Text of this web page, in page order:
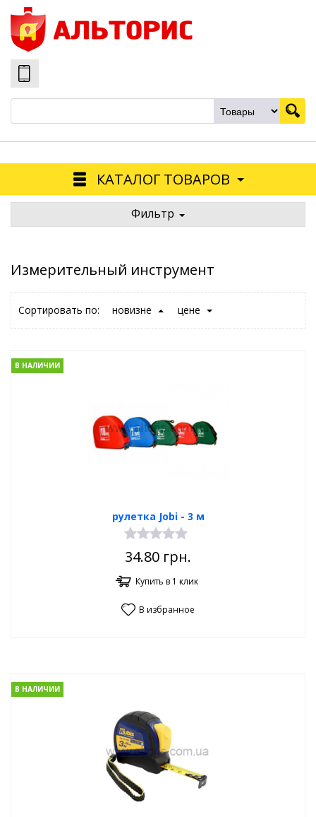
КАТАЛОГ ТОВАРОВ
Фильтр
Измерительный инструмент
Сортировать по: новизне цене
рулетка Jobi - 3 м
В НАЛИЧИИ
34.80 грн.
Купить в 1 клик
В избранное
В НАЛИЧИИ